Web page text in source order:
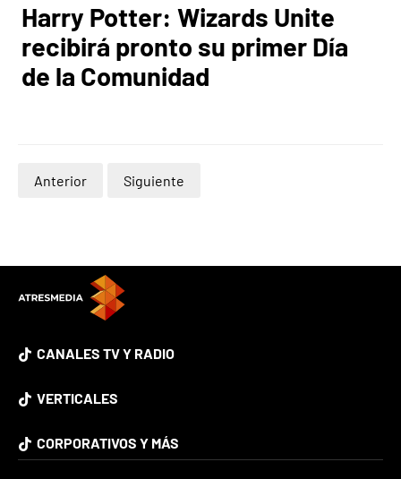
Harry Potter: Wizards Unite
recibirá pronto su primer Día
de la Comunidad
Anterior Siguiente
CANALES TV Y RADIO
VERTICALES
CORPORATIVOS Y MÁS